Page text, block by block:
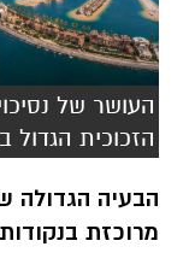
העושר של
הזכוכית הגדול
הבעיה הגדולה
מרוכזת